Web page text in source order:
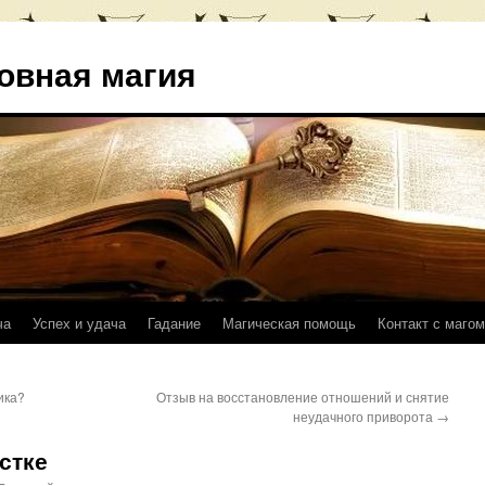
магия
Успех и удача Гадание Магическая помощь Контакт с магом
Отзыв на восстановление отношений и снятие
неудачного приворота →